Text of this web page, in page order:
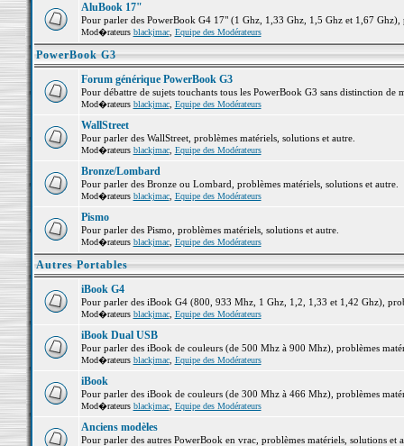
AluBook 17"
Pour parler des PowerBook G4 17" (1 Ghz, 1,33 Ghz, 1,5 Ghz et 1,67 Ghz),
Mod�rateurs blackjmac, Equipe des Modérateurs
PowerBook G3
Forum générique PowerBook G3
Pour débattre de sujets touchants tous les PowerBook G3 sans distinction de
Mod�rateurs blackjmac, Equipe des Modérateurs
WallStreet
Pour parler des WallStreet, problèmes matériels, solutions et autre.
Mod�rateurs blackjmac, Equipe des Modérateurs
Bronze/Lombard
Pour parler des Bronze ou Lombard, problèmes matériels, solutions et autre.
Mod�rateurs blackjmac, Equipe des Modérateurs
Pismo
Pour parler des Pismo, problèmes matériels, solutions et autre.
Mod�rateurs blackjmac, Equipe des Modérateurs
Autres Portables
iBook G4
Pour parler des iBook G4 (800, 933 Mhz, 1 Ghz, 1,2, 1,33 et 1,42 Ghz),
Mod�rateurs blackjmac, Equipe des Modérateurs
iBook Dual USB
Pour parler des iBook de couleurs (de 500 Mhz à 900 Mhz), problèmes
Mod�rateurs blackjmac, Equipe des Modérateurs
iBook
Pour parler des iBook de couleurs (de 300 Mhz à 466 Mhz), problèmes
Mod�rateurs blackjmac, Equipe des Modérateurs
Anciens modèles
Pour parler des autres PowerBook en vrac, problèmes matériels, solutions et